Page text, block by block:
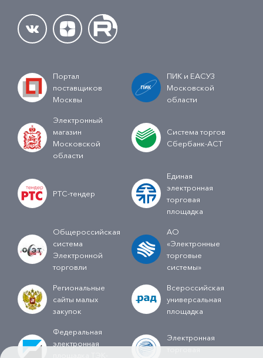
Портал
поставщиков
Москвы
ПИК и ЕАСУЗ
Московской
области
Электронный
магазин
Московской
области
Система торгов
Сбербанк-АСТ
РТС-тендер
Единая
электронная
торговая
площадка
Общероссийская
система
Электронной
торговли
АО
«Электронные
торговые
системы»
Региональные
сайты малых
закупок
Всероссийская
универсальная
площадка
Федеральная
электронная
Электронная
торговая